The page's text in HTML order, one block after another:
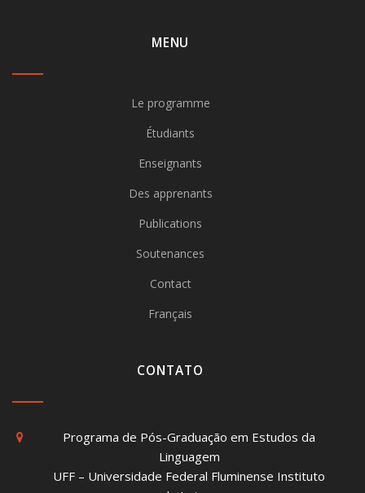
MENU
Le programme
Étudiants
Enseignants
Des apprenants
Publications
Soutenances
Contact
Français
CONTATO
Programa de Pós-Graduação em Estudos da
Linguagem
UFF – Universidade Federal Fluminense Instituto